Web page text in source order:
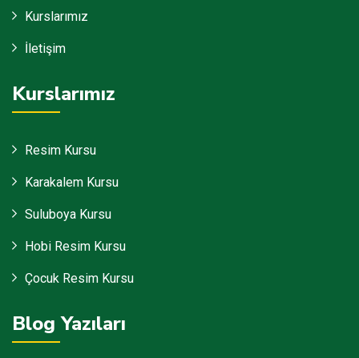
Kurslarımız
İletişim
Kurslarımız
Resim Kursu
Karakalem Kursu
Suluboya Kursu
Hobi Resim Kursu
Çocuk Resim Kursu
Blog Yazıları